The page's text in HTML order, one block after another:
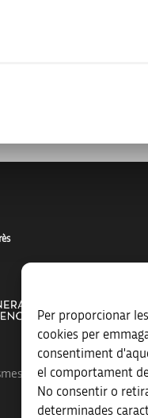
Per proporcionar
cookies per
consentiment
el comportament
No consentir o
determinades
de suport a la